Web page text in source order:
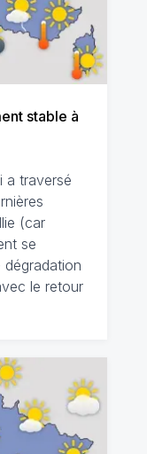
stable à
a traversé
(car
se
le retour